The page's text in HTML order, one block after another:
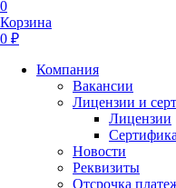
0
Корзина
0 ₽
Компания
Вакансии
Лицензии и
Лицензии
Новости
Реквизиты
Отсрочка